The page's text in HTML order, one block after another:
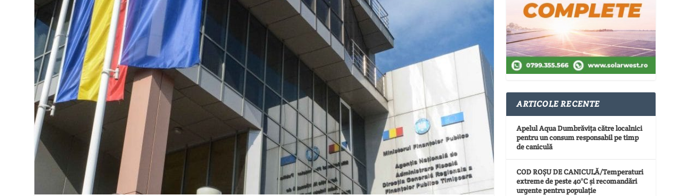
ARTICOLE RECENTE
Apelul Aqua Dumbrăvița către localnici
pentru un consum responsabil pe timp
de caniculă
COD ROȘU DE CANICULĂ/Temperaturi
extreme de peste 40°C și recomandări
urgente pentru populație